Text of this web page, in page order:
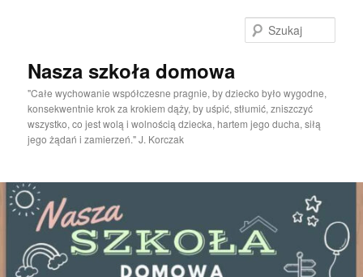
Nasza szkoła domowa
"Całe wychowanie współczesne pragnie, by dziecko było wygodne,
konsekwentnie krok za krokiem dąży, by uśpić, stłumić, zniszczyć
wszystko, co jest wolą i wolnością dziecka, hartem jego ducha, siłą
jego żądań i zamierzeń." J. Korczak